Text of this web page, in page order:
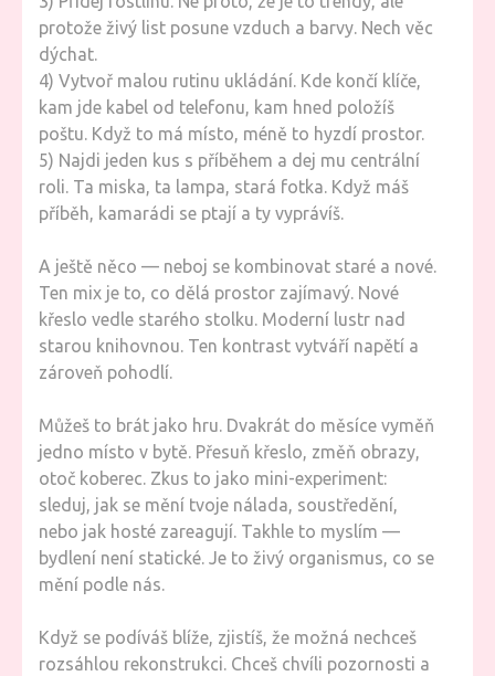
protože živý list posune vzduch a barvy. Nech věc
dýchat.
4) Vytvoř malou rutinu ukládání. Kde končí klíče,
kam jde kabel od telefonu, kam hned položíš
poštu. Když to má místo, méně to hyzdí prostor.
5) Najdi jeden kus s příběhem a dej mu centrální
roli. Ta miska, ta lampa, stará fotka. Když máš
příběh, kamarádi se ptají a ty vyprávíš.
A ještě něco — neboj se kombinovat staré a nové.
Ten mix je to, co dělá prostor zajímavý. Nové
křeslo vedle starého stolku. Moderní lustr nad
starou knihovnou. Ten kontrast vytváří napětí a
zároveň pohodlí.
Můžeš to brát jako hru. Dvakrát do měsíce vyměň
jedno místo v bytě. Přesuň křeslo, změň obrazy,
otoč koberec. Zkus to jako mini-experiment:
sleduj, jak se mění tvoje nálada, soustředění,
nebo jak hosté zareagují. Takhle to myslím —
bydlení není statické. Je to živý organismus, co se
mění podle nás.
Když se podíváš blíže, zjistíš, že možná nechceš
rozsáhlou rekonstrukci. Chceš chvíli pozornosti a